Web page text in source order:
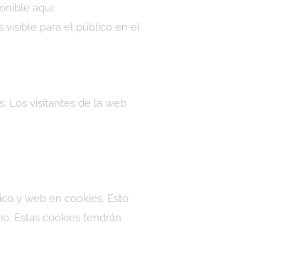
aquí:
para el público en el
Los visitantes de la web
y web en cookies. Esto
Estas cookies tendrán